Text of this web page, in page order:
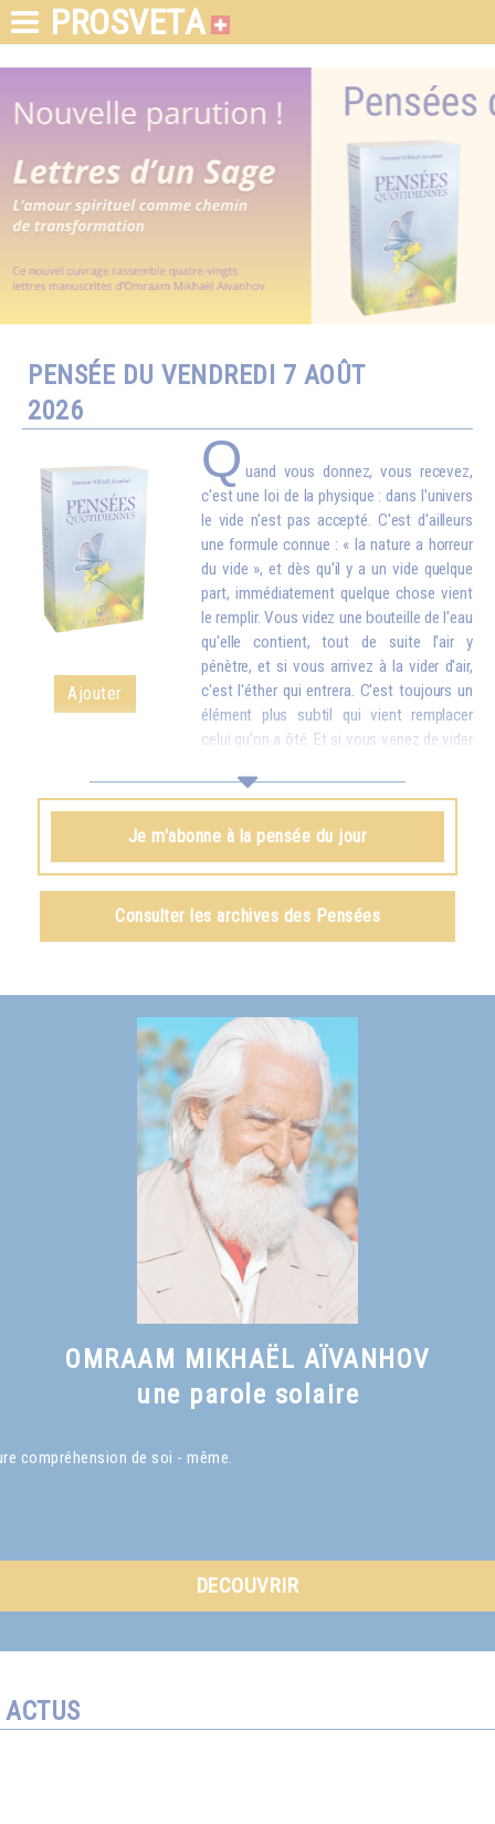
PROSVETA
PENSÉE DU VENDREDI 7 AOÛT
2026
Ajouter
Q uand vous donnez, vous recevez,
c'est une loi de la physique : dans l'univers
le vide n'est pas accepté. C'est d'ailleurs
une formule connue : « la nature a horreur
du vide », et dès qu'il y a un vide quelque
part, immédiatement quelque chose vient
le remplir. Vous videz une bouteille de l'eau
qu'elle contient, tout de suite l'air y
pénètre, et si vous arrivez à la vider d'air,
c'est l'éther qui entrera. C'est toujours un
élément plus subtil qui vient remplacer
celui qu'on a ôté. Et si vous venez de vider
les créatures, quelque chose d'en haut arrive tout de suite pour vous
remplir.
Omraam Mikhaël Aïvanhov
Voir le livreCréation artistique et création spirituelle,
Je m'abonne à la pensée du jour
Consulter les archives des Pensées
OMRAAM MIKHAËL AÏVANHOV
une parole solaire
compréhension de soi - même.
DECOUVRIR
ACTUS